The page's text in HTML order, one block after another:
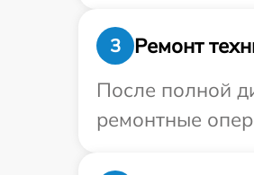
3
Ремонт
После полной
ремонтные